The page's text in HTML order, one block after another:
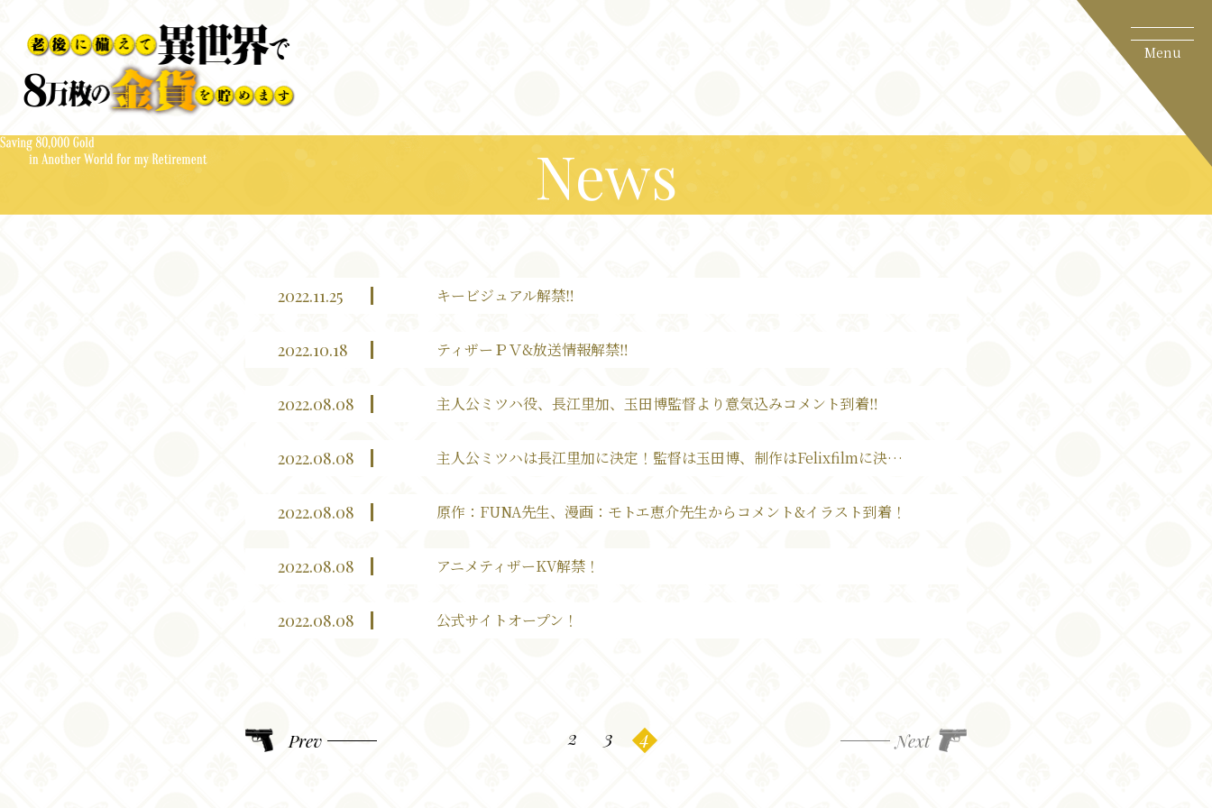
Top
News
Introduction
Story
Character
Music
Staff&Cast
Onair
News
2022.11.25 キービジュアル解禁‼
2022.10.18 ティザーＰＶ&放送情報解禁‼
2022.08.08 主人公ミツハ役、長江里加、玉田博監督より意気込みコメント到着‼
2022.08.08 主人公ミツハは長江里加に決定！監督は玉田博、制作はFelixfilmに決定！
2022.08.08 原作：FUNA先生、漫画：モトエ恵介先生からコメント&イラスト到着！
2022.08.08 アニメティザーKV解禁！
2022.08.08 公式サイトオープン！
Prev 2 3 4 Next